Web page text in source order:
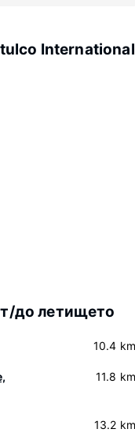
International
до летището
10.4 km
11.8 km
13.2 km